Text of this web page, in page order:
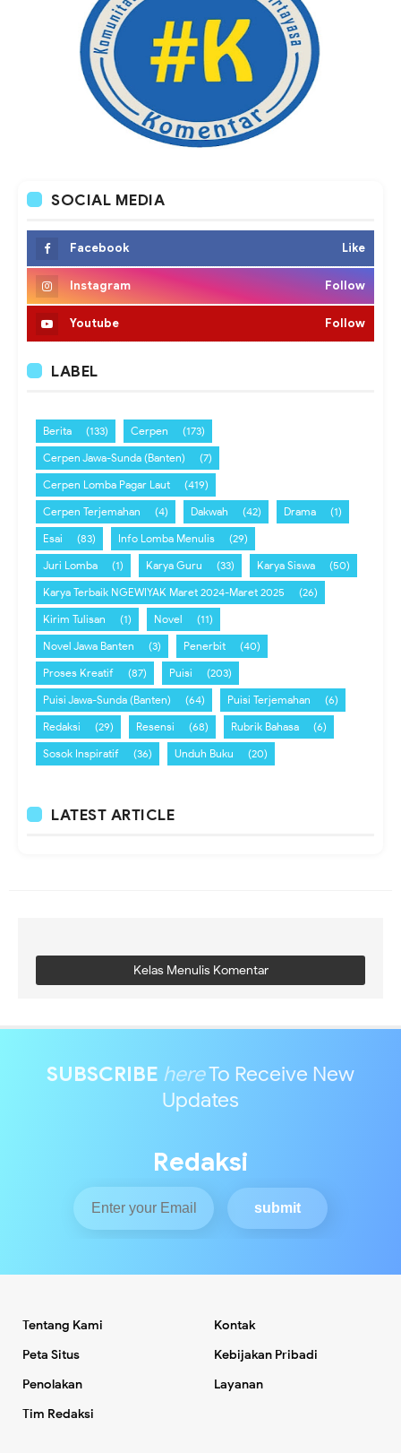
SOCIAL MEDIA
Facebook Like
Instagram Follow
Youtube Follow
LABEL
Berita (133) Cerpen
(173)
Cerpen Jawa-Sunda (Banten)
(7)
Cerpen Lomba Pagar Laut
(419)
Cerpen Terjemahan
(4) Dakwah (42) Drama
(1)
Esai
(83) Info Lomba Menulis
(29)
Juri Lomba
(1) Karya Guru (33) Karya Siswa
(50)
Karya Terbaik NGEWIYAK Maret 2024-Maret 2025
(26)
Kirim Tulisan
(1) Novel
(11)
Novel Jawa Banten
(3) Penerbit
(40)
Proses Kreatif
(87) Puisi
(203)
Puisi Jawa-Sunda (Banten)
(64) Puisi Terjemahan
(6)
Redaksi
(29) Resensi (68) Rubrik Bahasa
(6)
Sosok Inspiratif
(36) Unduh Buku (20)
LATEST ARTICLE
Kelas Menulis Komentar
SUBSCRIBE hereTo Receive New
Updates
Redaksi
Tentang Kami
Kontak
Peta Situs
Kebijakan Pribadi
Penolakan
Layanan
Tim Redaksi